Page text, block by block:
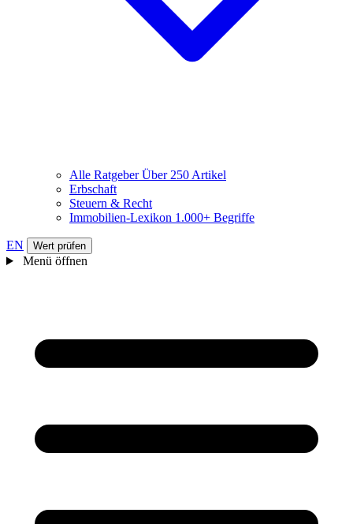
Alle RatgeberÜber 250 Artikel
Erbschaft
Steuern & Recht
Immobilien-Lexikon 1.000+ Begriffe
EN Wert prüfen
Menü öffnen